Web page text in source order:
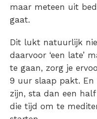
maar meteen uit
gaat.
Dit lukt natuurlijk
daarvoor ‘een late’
te gaan, zorg je
9 uur slaap pakt.
zijn, sta dan een
die tijd om te